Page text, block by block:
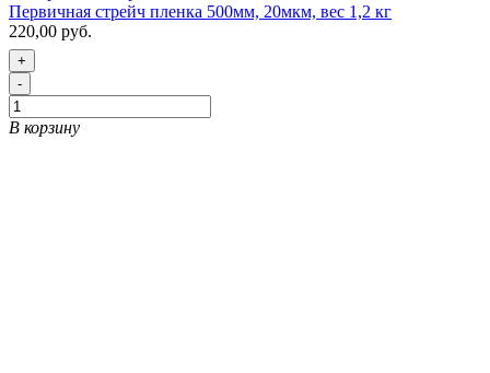
Первичная стрейч пленка 500мм, 20мкм, вес 1,2 кг
220,00 руб.
+
-
В корзину